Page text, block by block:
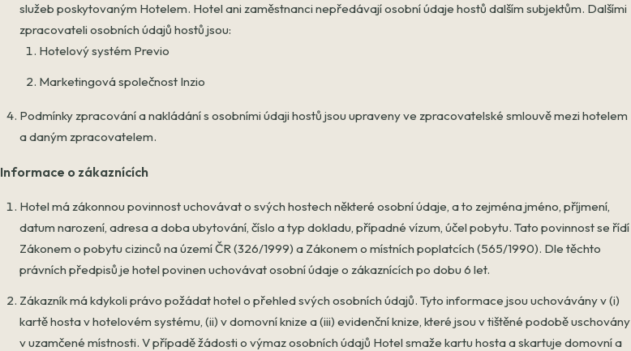
služeb poskytovaným Hotelem. Hotel ani zaměstnanci nepředávají osobní údaje hostů dalším subjektům. Dalšími
zpracovateli osobních údajů hostů jsou:
Hotelový systém Previo
Marketingová společnost Inzio
Podmínky zpracování a nakládání s osobními údaji hostů jsou upraveny ve zpracovatelské smlouvě mezi hotelem
a daným zpracovatelem.
Informace o zákaznících
Hotel má zákonnou povinnost uchovávat o svých hostech některé osobní údaje, a to zejména jméno, příjmení,
datum narození, adresa a doba ubytování, číslo a typ dokladu, případné vízum, účel pobytu. Tato povinnost se řídí
Zákonem o pobytu cizinců na území ČR (326/1999) a Zákonem o místních poplatcích (565/1990). Dle těchto
právních předpisů je hotel povinen uchovávat osobní údaje o zákaznících po dobu 6 let.
Zákazník má kdykoli právo požádat hotel o přehled svých osobních údajů. Tyto informace jsou uchovávány v (i)
kartě hosta v hotelovém systému, (ii) v domovní knize a (iii) evidenční knize, které jsou v tištěné podobě uschovány
v uzamčené místnosti. V případě žádosti o výmaz osobních údajů Hotel smaže kartu hosta a skartuje domovní a